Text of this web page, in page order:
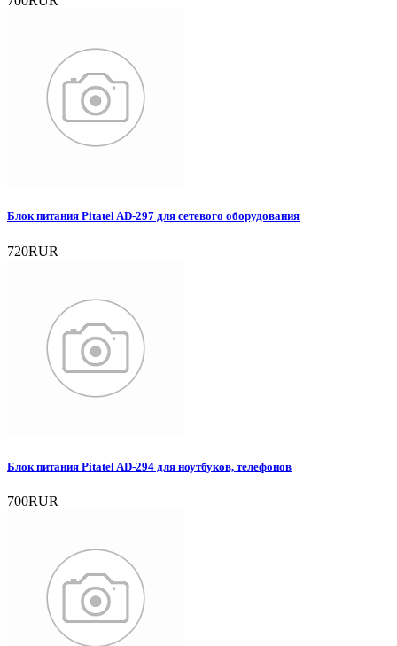
Блок питания Pitatel AD-297 для сетевого оборудования
720RUR
Блок питания Pitatel AD-294 для ноутбуков, телефонов
700RUR